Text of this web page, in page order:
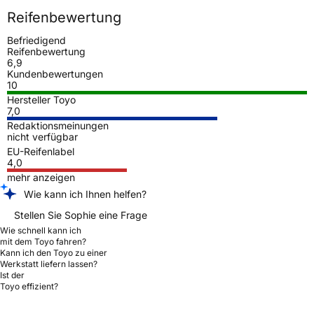
Reifenbewertung
Befriedigend
Reifenbewertung
6,9
Kundenbewertungen
10
Hersteller Toyo
7,0
Redaktionsmeinungen
nicht verfügbar
EU-Reifenlabel
4,0
mehr anzeigen
Wie kann ich Ihnen helfen?
Stellen Sie Sophie eine Frage
Wie schnell kann ich
mit dem Toyo fahren?
Kann ich den Toyo zu einer
Werkstatt liefern lassen?
Ist der
Toyo effizient?